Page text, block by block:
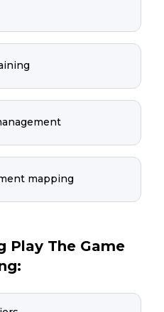
mapping
Play The Game